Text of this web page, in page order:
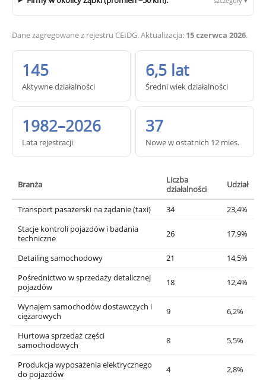
Dane zagregowane z rejestru CEIDG. Aktualizacja: 15 czerwca 2026.
145
Aktywne działalności
6,5 lat
Średni wiek działalności
1982–2026
Lata rejestracji
37
Nowe w ostatnich 12 mies.
Branża
Liczba
działalności
Udział
Transport pasażerski na żądanie (taxi) 34
23,4%
Stacje kontroli pojazdów i badania
techniczne
26 17,9%
Detailing samochodowy 21
14,5%
Pośrednictwo w sprzedaży detalicznej
pojazdów
18 12,4%
Wynajem samochodów dostawczych i
ciężarowych
9 6,2%
Hurtowa sprzedaż części
samochodowych
8 5,5%
Produkcja wyposażenia elektrycznego
do pojazdów
4 2,8%